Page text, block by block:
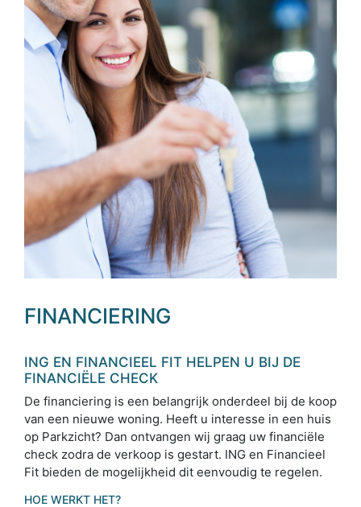
FINANCIERING
ING EN FINANCIEEL FIT HELPEN U BIJ DE
FINANCIËLE CHECK
De financiering is een belangrijk onderdeel bij de koop
van een nieuwe woning. Heeft u interesse in een huis
op Parkzicht? Dan ontvangen wij graag uw financiële
check zodra de verkoop is gestart. ING en Financieel
Fit bieden de mogelijkheid dit eenvoudig te regelen.
HOE WERKT HET?